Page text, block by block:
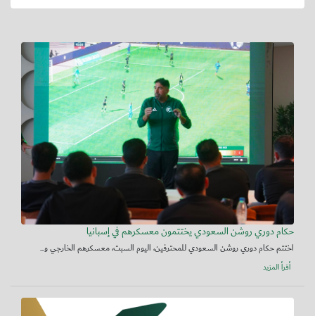
حكام دوري روشن السعودي يختتمون معسكرهم في إسبانيا
اختتم حكام دوري روشن السعودي للمحترفين، اليوم السبت، معسكرهم الخارجي و...
أقرأ المزيد